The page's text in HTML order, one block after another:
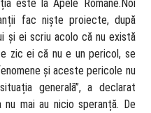
este la Apele Române.Noi
fac niște proiecte, după
și ei scriu acolo că nu există
zic ei că nu e un pericol, se
și aceste pericole nu
generală”, a declarat
nu mai au nicio speranță. De